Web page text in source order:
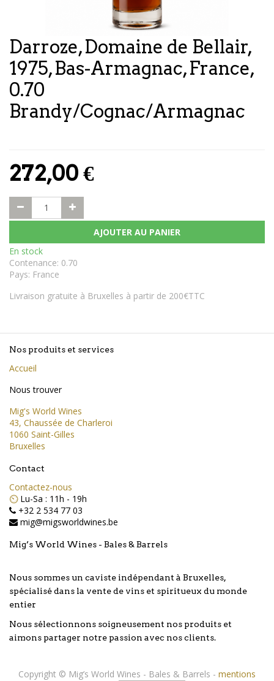
Darroze, Domaine de Bellair,
1975, Bas-Armagnac, France,
0.70
Brandy/Cognac/Armagnac
272,00€
AJOUTER AU PANIER
En stock
Contenance: 0.70
Pays: France
Livraison gratuite à Bruxelles à partir de 200€TTC
Nos produits et services
Accueil
Nous trouver
Mig's World Wines
43, Chaussée de Charleroi
1060 Saint-Gilles
Bruxelles
Contact
Contactez-nous
⏲️ Lu-Sa : 11h - 19h
+32 2 534 77 03
mig@migsworldwines.be
Mig’s World Wines - Bales & Barrels
Nous sommes un caviste indépendant à Bruxelles,
spécialisé dans la vente de vins et spiritueux du monde
entier
Nous sélectionnons soigneusement nos produits et
aimons partager notre passion avec nos clients.
Copyright © Mig’s World Wines - Bales & Barrels - mentions